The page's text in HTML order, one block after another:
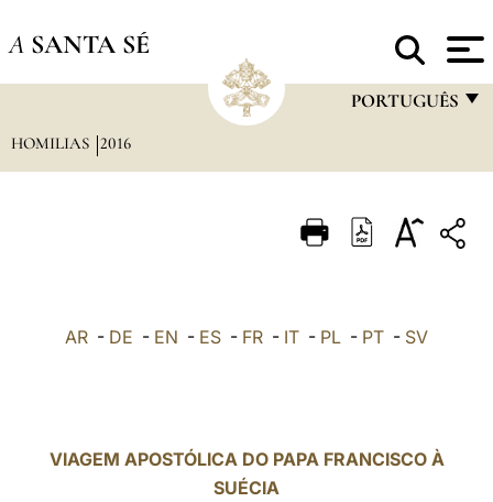
A SANTA SÉ
PORTUGUÊS
ITALIANO
HOMILIAS 2016
AR - DE - EN - ES - FR - IT - PL - PT - SV
VIAGEM APOSTÓLICA DO PAPA FRANCISCO À
SUÉCIA